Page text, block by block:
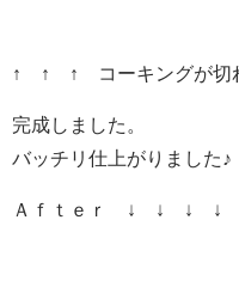
↑ ↑ ↑ コーキングが切れ
完成しました。
バッチリ仕上がりました♪
Ａｆｔｅｒ ↓ ↓ ↓ ↓